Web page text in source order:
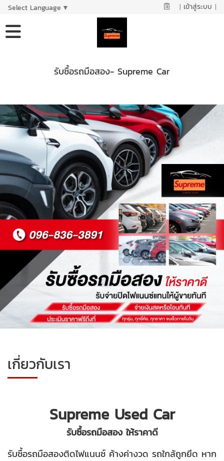
Select Language ▼ | เข้าสู่ระบบ |
รับซื้อรถมือสอง- Supreme Car
เกี่ยวกับเรา
Supreme Used Car
รับซื้อรถมือสอง ให้ราคาดี
รับซื้อรถมือสองติดไฟแนนซ์ ค้างค่างวด รถใกล้ถูกยึด หาก